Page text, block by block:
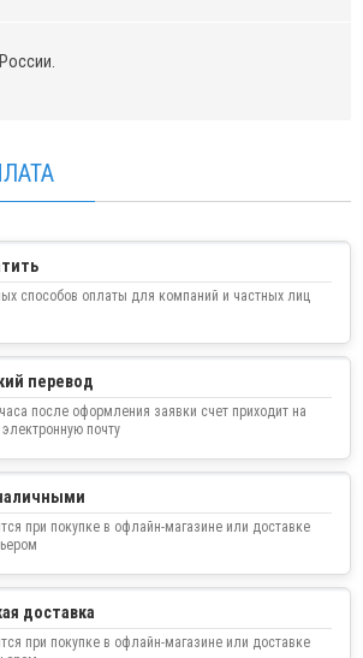
способов оплаты для компаний и частных лиц
перевод
после оформления заявки счет приходит на
почту
при покупке в офлайн-магазине или доставке
доставка
при покупке в офлайн-магазине или доставке